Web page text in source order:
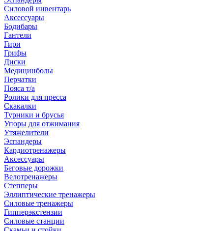
Силовой инвентарь
Аксессуары
Бодибары
Гантели
Гири
Грифы
Диски
Медицинболы
Перчатки
Пояса т/а
Ролики для пресса
Скакалки
Турники и брусья
Упоры для отжимания
Утяжелители
Эспандеры
Кардиотренажеры
Аксессуары
Беговые дорожки
Велотренажеры
Степперы
Эллиптические тренажеры
Силовые тренажеры
Гипперэкстензии
Силовые станции